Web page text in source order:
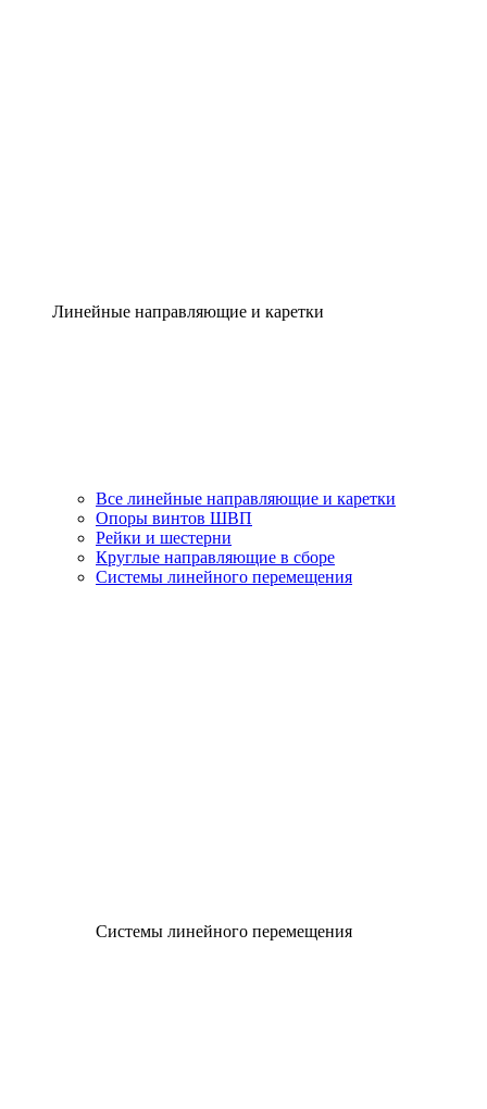
Линейные направляющие и каретки
Все линейные направляющие и каретки
Опоры винтов ШВП
Рейки и шестерни
Круглые направляющие в сборе
Системы линейного перемещения
Системы линейного перемещения